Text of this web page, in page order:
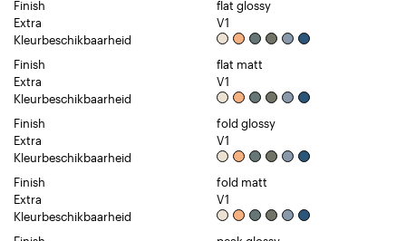
Finish
flat glossy
Extra
V1
Kleurbeschikbaarheid
Finish
flat matt
Extra
V1
Kleurbeschikbaarheid
Finish
fold glossy
Extra
V1
Kleurbeschikbaarheid
Finish
fold matt
Extra
V1
Kleurbeschikbaarheid